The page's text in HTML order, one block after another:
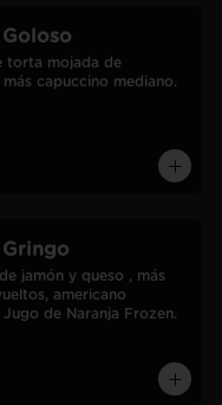
torta mojada de
capuccino mediano.
jamón y queso , más
americano
de Naranja Frozen.